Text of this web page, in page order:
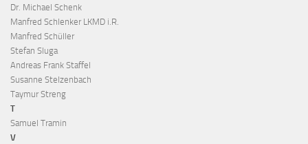
Dr. Michael Schenk
Manfred Schlenker LKMD i.R.
Manfred Schüller
Stefan Sluga
Andreas Frank Staffel
Susanne Stelzenbach
Taymur Streng
T
Samuel Tramin
V